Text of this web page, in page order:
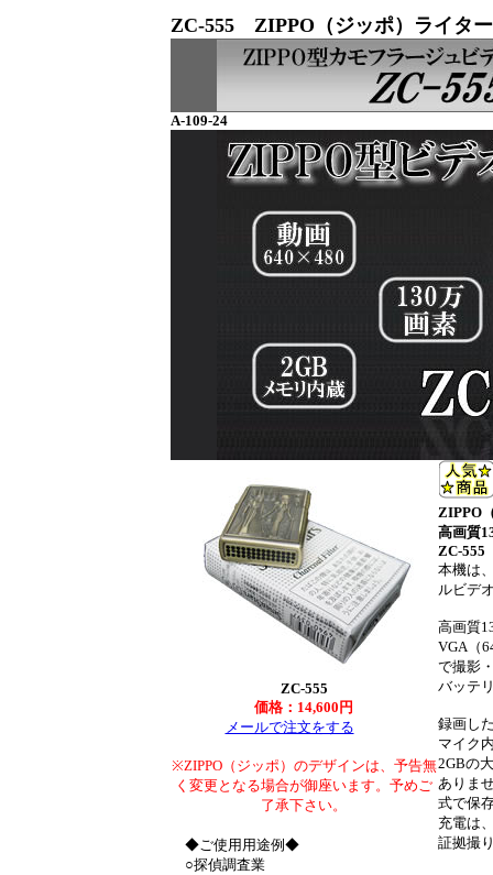
ZC-555 ZIPPO（ジッポ）ライタ
A-109-24
ZC-555
価格：14,600円
メールで注文をする
※ZIPPO（ジッポ）のデザインは、予告無
く変更となる場合が御座います。予めご
了承下さい。
◆ご使用用途例◆
○探偵調査業
ZIPPO
高画質
ZC-555
本機は
ルビデ
高画質
VGA（
で撮影
バッテ
録画し
マイク
2GBの
ありま
式で保
充電は
証拠撮